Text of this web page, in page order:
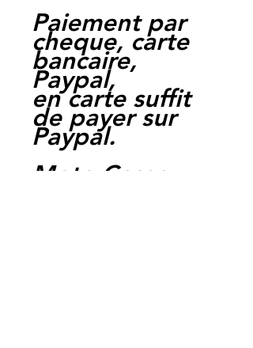
Paiement par
cheque, carte
bancaire,
Paypal,
en carte suffit
de payer sur
Paypal.
Moto Casse